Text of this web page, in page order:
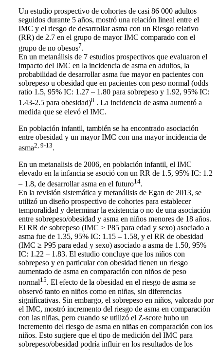
Un estudio prospectivo de cohortes de casi 86 000 adultos
seguidos durante 5 años, mostró una relación lineal entre el
IMC y el riesgo de desarrollar asma con un Riesgo relativo
(RR) de 2.7 en el grupo de mayor IMC comparado con el
grupo de no obesos7.
En un metanálisis de 7 estudios prospectivos que evaluaron el
impacto del IMC en la incidencia de asma en adultos, la
probabilidad de desarrollar asma fue mayor en pacientes con
sobrepeso u obesidad que en pacientes con peso normal (odds
ratio 1.5, 95% IC: 1.27 – 1.80 para sobrepeso y 1.92, 95% IC:
1.43-2.5 para obesidad)8 . La incidencia de asma aumentó a
medida que se elevó el IMC.
En población infantil, también se ha encontrado asociación
entre obesidad y un mayor IMC con una mayor incidencia de
asma2, 9-13.
En un metanalisis de 2006, en población infantil, el IMC
elevado en la infancia se asoció con un RR de 1.5, 95% IC: 1.2
– 1.8, de desarrollar asma en el futuro14.
En la revisión sistemática y metanálisis de Egan de 2013, se
utilizó un diseño prospectivo de cohortes para establecer
temporalidad y determinar la existencia o no de una asociación
entre sobrepeso/obesidad y asma en niños menores de 18 años.
El RR de sobrepeso (IMC ≥ P85 para edad y sexo) asociado a
asma fue de 1.35, 95% IC: 1.15 – 1.58, y el RR de obesidad
(IMC ≥ P95 para edad y sexo) asociado a asma de 1.50, 95%
IC: 1.22 – 1.83. El estudio concluye que los niños con
sobrepeso y en particular con obesidad tienen un riesgo
aumentado de asma en comparación con niños de peso
normal15. El efecto de la obesidad en el riesgo de asma se
observó tanto en niños como en niñas, sin diferencias
significativas. Sin embargo, el sobrepeso en niños, valorado por
el IMC, mostró incremento del riesgo de asma en comparación
con las niñas, pero cuando se utilizó el Z-score hubo un
incremento del riesgo de asma en niñas en comparación con los
niños. Esto sugiere que el tipo de medición del IMC para
sobrepeso/obesidad podría influir en los resultados de los